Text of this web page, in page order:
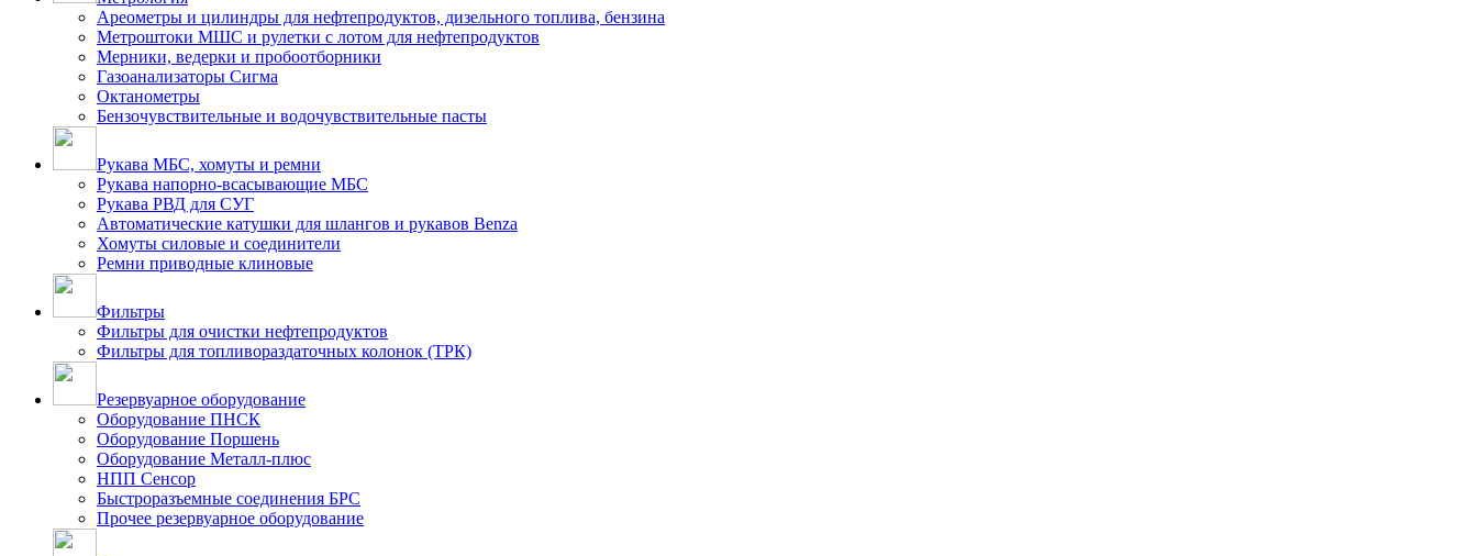
Ареометры и цилиндры для нефтепродуктов, дизельного топлива, бензина
Метроштоки МШС и рулетки с лотом для нефтепродуктов
Мерники, ведерки и пробоотборники
Газоанализаторы Сигма
Октанометры
Бензочувствительные и водочувствительные пасты
Рукава МБС, хомуты и ремни
Рукава напорно-всасывающие МБС
Рукава РВД для СУГ
Автоматические катушки для шлангов и рукавов Benza
Хомуты силовые и соединители
Ремни приводные клиновые
Фильтры
Фильтры для очистки нефтепродуктов
Фильтры для топливораздаточных колонок (ТРК)
Резервуарное оборудование
Оборудование ПНСК
Оборудование Поршень
Оборудование Металл-плюс
НПП Сенсор
Быстроразъемные соединения БРС
Прочее резервуарное оборудование